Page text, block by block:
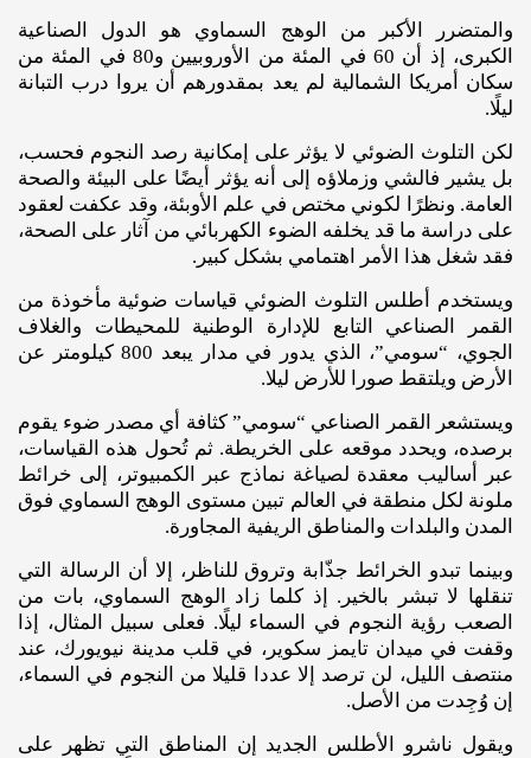
والمتضرر الأكبر من الوهج السماوي هو الدول الصناعية
الكبرى، إذ أن 60 في المئة من الأوروبيين و80 في المئة من
سكان أمريكا الشمالية لم يعد بمقدورهم أن يروا درب التبانة
ليلًا.
لكن التلوث الضوئي لا يؤثر على إمكانية رصد النجوم فحسب،
بل يشير فالشي وزملاؤه إلى أنه يؤثر أيضًا على البيئة والصحة
العامة. ونظرًا لكوني مختص في علم الأوبئة، وقد عكفت لعقود
على دراسة ما قد يخلفه الضوء الكهربائي من آثار على الصحة،
فقد شغل هذا الأمر اهتمامي بشكل كبير.
ويستخدم أطلس التلوث الضوئي قياسات ضوئية مأخوذة من
القمر الصناعي التابع للإدارة الوطنية للمحيطات والغلاف
الجوي، “سومي”، الذي يدور في مدار يبعد 800 كيلومتر عن
الأرض ويلتقط صورا للأرض ليلا.
ويستشعر القمر الصناعي “سومي” كثافة أي مصدر ضوء يقوم
برصده، ويحدد موقعه على الخريطة. ثم تُحول هذه القياسات،
عبر أساليب معقدة لصياغة نماذج عبر الكمبيوتر، إلى خرائط
ملونة لكل منطقة في العالم تبين مستوى الوهج السماوي فوق
المدن والبلدات والمناطق الريفية المجاورة.
وبينما تبدو الخرائط جذّابة وتروق للناظر، إلا أن الرسالة التي
تنقلها لا تبشر بالخير. إذ كلما زاد الوهج السماوي، بات من
الصعب رؤية النجوم في السماء ليلًا. فعلى سبيل المثال، إذا
وقفت في ميدان تايمز سكوير، في قلب مدينة نيويورك، عند
منتصف الليل، لن ترصد إلا عددا قليلا من النجوم في السماء،
إن وُجِدت من الأصل.
ويقول ناشرو الأطلس الجديد إن المناطق التي تظهر على